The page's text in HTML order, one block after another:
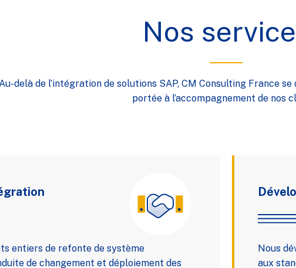
Nos
delà de l’intégration de solutions SAP, CM Consulting France
portée à l’accompagnement de nos
entiers de refonte de système
de changement et déploiement des
Nous
aux